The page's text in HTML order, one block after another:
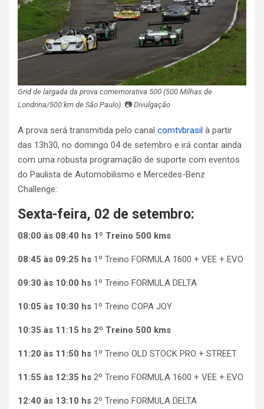
Grid de largada da prova comemorativa 500 (500 Milhas de
Londrina/500 km de São Paulo). 📷 Divulgação
A prova será transmitida pelo canal comtvbrasil à partir
das 13h30, no domingo 04 de setembro e irá contar ainda
com uma robusta programação de suporte com eventos
do Paulista de Automobilismo e Mercedes-Benz
Challenge:
Sexta-feira, 02 de setembro:
08:00 às 08:40 hs 1º Treino 500 kms
08:45 às 09:25 hs 1º Treino FORMULA 1600 + VEE + EVO
09:30 às 10:00 hs 1º Treino FORMULA DELTA
10:05 às 10:30 hs 1º Treino COPA JOY
10:35 às 11:15 hs 2º Treino 500 kms
11:20 às 11:50 hs 1º Treino OLD STOCK PRO + STREET
11:55 às 12:35 hs 2º Treino FORMULA 1600 + VEE + EVO
12:40 às 13:10 hs 2º Treino FORMULA DELTA